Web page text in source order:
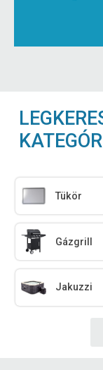
Tükör
Gázgrill
Jakuzzi